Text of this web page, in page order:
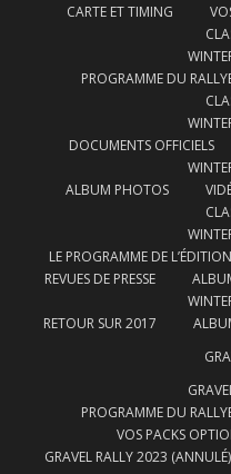
CARTE ET TIMING
PROGRAMME DU
DOCUMENTS OFFICIELS
ALBUM PHOTOS
LE PROGRAMME DE
REVUES DE PRESSE
RETOUR SUR 2017
PROGRAMME DU
VOS PACKS
GRAVEL RALLY 2023 (ANNULÉ)